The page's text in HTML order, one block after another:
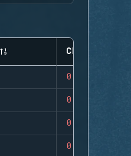
CLUTCHES
0
0
0
0